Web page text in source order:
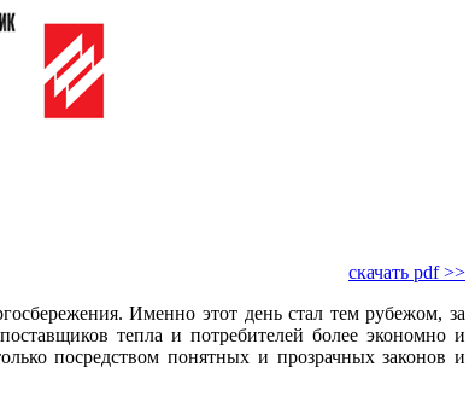
скачать pdf >>
Именно этот день стал тем рубежом, за
тепла и потребителей более экономно и
посредством понятных и прозрачных законов и